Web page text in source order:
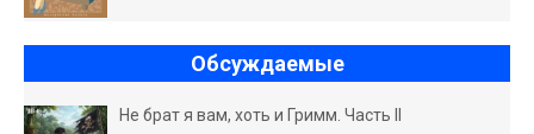
Обсуждаемые
Не брат я вам, хоть и Гримм. Часть II